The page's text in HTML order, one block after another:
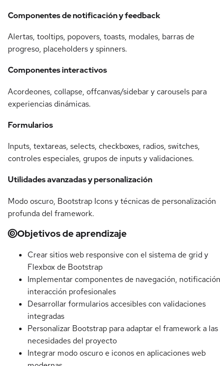
Componentes de notificación y feedback
Alertas, tooltips, popovers, toasts, modales, barras de
progreso, placeholders y spinners.
Componentes interactivos
Acordeones, collapse, offcanvas/sidebar y carousels para
experiencias dinámicas.
Formularios
Inputs, textareas, selects, checkboxes, radios, switches,
controles especiales, grupos de inputs y validaciones.
Utilidades avanzadas y personalización
Modo oscuro, Bootstrap Icons y técnicas de personalización
profunda del framework.
Objetivos de aprendizaje
Crear sitios web responsive con el sistema de grid y
Flexbox de Bootstrap
Implementar componentes de navegación,
interacción profesionales
Desarrollar formularios accesibles con validaciones
integradas
Personalizar Bootstrap para adaptar el framework a las
necesidades del proyecto
Integrar modo oscuro e iconos en aplicaciones web